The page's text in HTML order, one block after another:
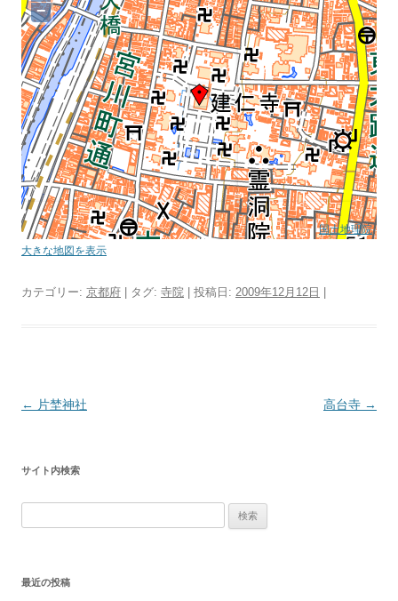
−
国土地理院
大きな地図を表示
カテゴリー: 京都府 | タグ: 寺院 | 投稿日: 2009年12月12日
投
ビ
ゲ
ー
ョ
← 片埜神社 高台寺 →
サイト内検索
最近の投稿